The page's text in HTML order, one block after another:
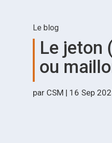
Le blog
Le jeton
ou
par CSM | 16 Sep